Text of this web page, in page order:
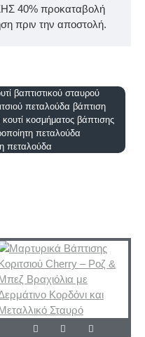
40% προκαταβολή
πριν την αποστολή.
βαπτιστικού σταυρού
πεταλούδα βάπτιση
κοσμήματος βάπτισης
πεταλούδα
πεταλούδα